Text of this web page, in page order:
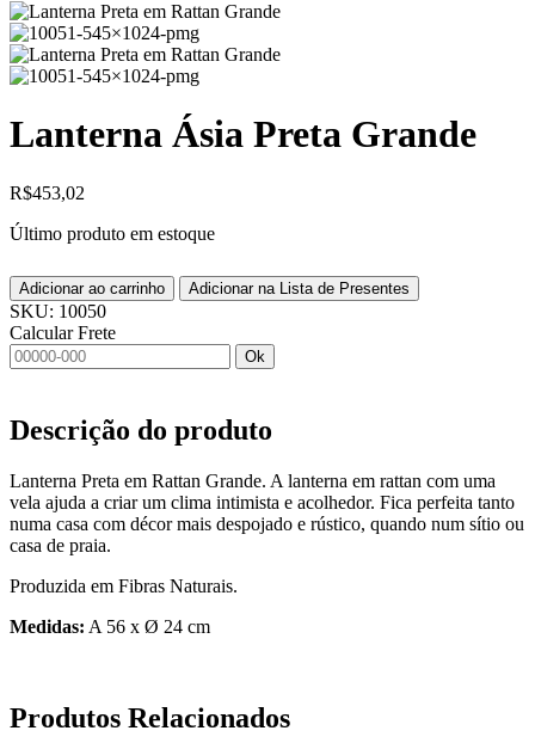
Lanterna Ásia Preta Grande
R$453,02
Último produto em estoque
Adicionar ao carrinho Adicionar na Lista de Presentes
SKU: 10050
Calcular Frete
Ok
Descrição do produto
Lanterna Preta em Rattan Grande. A lanterna em rattan com uma
vela ajuda a criar um clima intimista e acolhedor. Fica perfeita tanto
numa casa com décor mais despojado e rústico, quando num sítio ou
casa de praia.
Produzida em Fibras Naturais.
Medidas: A 56 x Ø 24 cm
Produtos Relacionados